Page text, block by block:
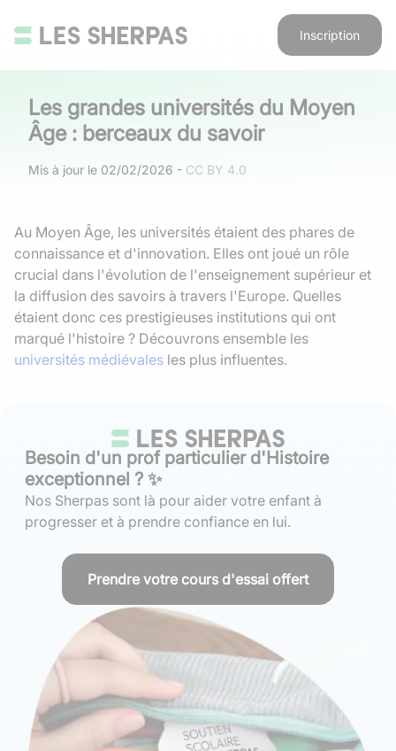
Inscription
Les grandes universités du Moyen
Âge : berceaux du savoir
Mis à jour le 02/02/2026 - CC BY 4.0
Au Moyen Âge, les universités étaient des phares de
connaissance et d'innovation. Elles ont joué un rôle
crucial dans l'évolution de l'enseignement supérieur et
la diffusion des savoirs à travers l'Europe. Quelles
étaient donc ces prestigieuses institutions qui ont
marqué l'histoire ? Découvrons ensemble les
universités médiévales les plus influentes.
Besoin d'un prof particulier d'Histoire
exceptionnel ? ✨
Nos Sherpas sont là pour aider votre enfant à
progresser et à prendre confiance en lui.
Prendre votre cours d'essai offert